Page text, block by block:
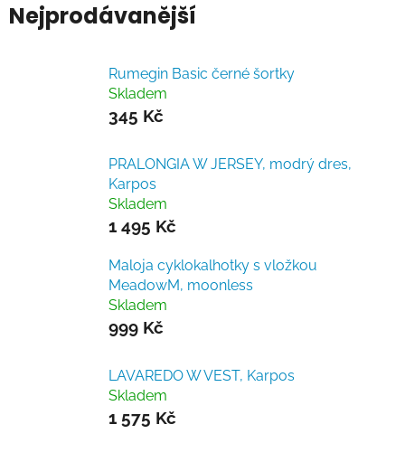
Nejprodávanější
Rumegin Basic černé šortky
Skladem
345 Kč
PRALONGIA W JERSEY, modrý dres,
Karpos
Skladem
1 495 Kč
Maloja cyklokalhotky s vložkou
MeadowM, moonless
Skladem
999 Kč
LAVAREDO W VEST, Karpos
Skladem
1 575 Kč